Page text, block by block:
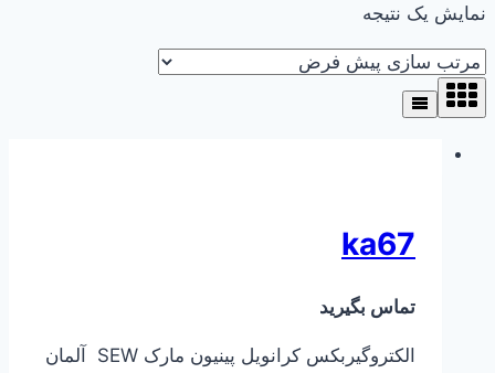
نمایش یک نتیجه
ka67
تماس بگیرید
الکتروگیربکس کرانویل پینیون مارک SEW آلمان